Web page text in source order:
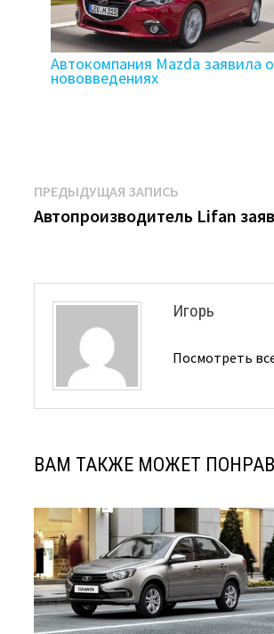
Автокомпания Mazda заявила о
нововведениях
Навигация
по
ПРЕДЫДУЩАЯ ЗАПИСЬ
запись:
Автопроизводитель Lifan
Игорь
Посмотреть
ВАМ ТАКЖЕ МОЖЕТ